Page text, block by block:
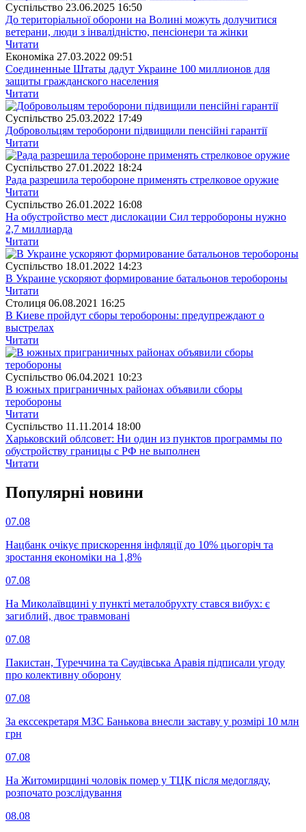
Суспiльство 23.06.2025 16:50
До територіальної оборони на Волині можуть долучитися
ветерани, люди з інвалідністю, пенсіонери та жінки
Читати
Економіка 27.03.2022 09:51
Соединенные Штаты дадут Украине 100 миллионов для
защиты гражданского населения
Читати
Суспiльство 25.03.2022 17:49
Добровольцям тероборони підвищили пенсійні гарантії
Читати
Суспiльство 27.01.2022 18:24
Рада разрешила теробороне применять стрелковое оружие
Читати
Суспiльство 26.01.2022 16:08
На обустройство мест дислокации Сил терробороны нужно
2,7 миллиарда
Читати
Суспiльство 18.01.2022 14:23
В Украине ускоряют формирование батальонов теробороны
Читати
Столиця 06.08.2021 16:25
В Киеве пройдут сборы теробороны: предупреждают о
выстрелах
Читати
Суспiльство 06.04.2021 10:23
В южных приграничных районах объявили сборы
теробороны
Читати
Суспiльство 11.11.2014 18:00
Харьковский облсовет: Ни один из пунктов программы по
обустройству границы с РФ не выполнен
Читати
Популярнi новини
07.08
Нацбанк очікує прискорення інфляції до 10% цьогоріч та
зростання економіки на 1,8%
07.08
На Миколаївщині у пункті металобрухту стався вибух: є
загиблий, двоє травмовані
07.08
Пакистан, Туреччина та Саудівська Аравія підписали угоду
про колективну оборону
07.08
За екссекретаря МЗС Банькова внесли заставу у розмірі 10 млн
грн
07.08
На Житомирщині чоловік помер у ТЦК після медогляду,
розпочато розслідування
08.08